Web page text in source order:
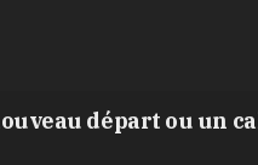
nouveau départ ou